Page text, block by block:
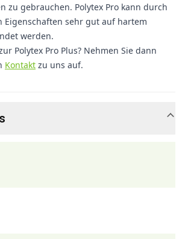
zu gebrauchen. Polytex Pro kann durch
Eigenschaften sehr gut auf hartem
werden.
Polytex Pro Plus? Nehmen Sie dann
Kontakt zu uns auf.